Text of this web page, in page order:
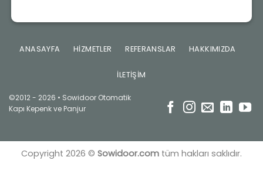
©2012 - 2026 • Sowidoor Otomatik
Kapı Kepenk ve Panjur
ANASAYFA HIZMETLER REFERANSLAR HAKKIMIZDA
İLETIŞIM
Copyright 2026 © Sowidoor.com tüm hakları saklıdır.